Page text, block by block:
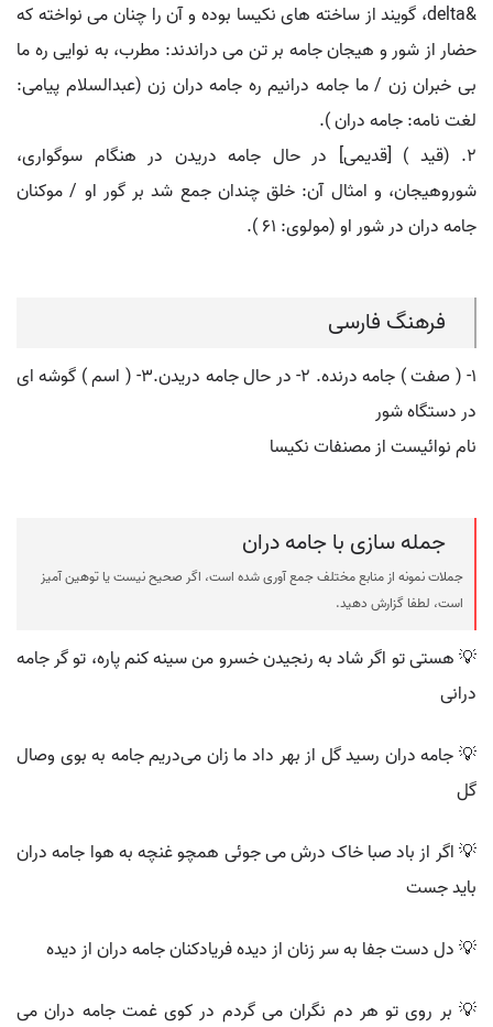
&delta، گویند از ساخته های نکیسا بوده و آن را چنان می نواخته که
حضار از شور و هیجان جامه بر تن می دراندند: مطرب، به نوایی ره ما
بی خبران زن / ما جامه درانیم ره جامه دران زن (عبدالسلام پیامی:
لغت نامه: جامه دران ).
۲. (قید ) [قدیمی] در حال جامه دریدن در هنگام سوگواری،
شوروهیجان، و امثال آن: خلق چندان جمع شد بر گور او / موکنان
جامه دران در شور او (مولوی: ۶۱ ).
فرهنگ فارسی
۱- ( صفت ) جامه درنده. ۲- در حال جامه دریدن.۳- ( اسم ) گوشه ای
در دستگاه شور
نام نوائیست از مصنفات نکیسا
جمله سازی با جامه دران
جملات نمونه از منابع مختلف جمع آوری شده است، اگر صحیح نیست یا توهین آمیز
است، لطفا گزارش دهید.
💡 هستی تو اگر شاد به رنجیدن خسرو من سینه کنم پاره، تو گر جامه
درانی
💡 جامه دران رسید گل از بهر داد ما زان می‌دریم جامه به بوی وصال
گل
💡 اگر از باد صبا خاک درش می جوئی همچو غنچه به هوا جامه دران
باید جست
💡 دل دست جفا به سر زنان از دیده فریادکنان جامه دران از دیده
💡 بر روی تو هر دم نگران می گردم در کوی غمت جامه دران می